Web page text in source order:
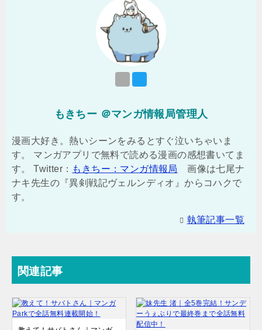
もきちー ＠マンガ情報局管理人
漫画大好き。熱いシーンをみるとすぐ泣いちゃいま
す。 マンガアプリで無料で読める漫画の感想書いてま
す。 Twitter： もきちー：マンガ情報局
画像は七尾ナ
ナキ先生の『異剣戦記ヴェルンディオ』からコハクで
す。
執筆記事一覧
関連記事